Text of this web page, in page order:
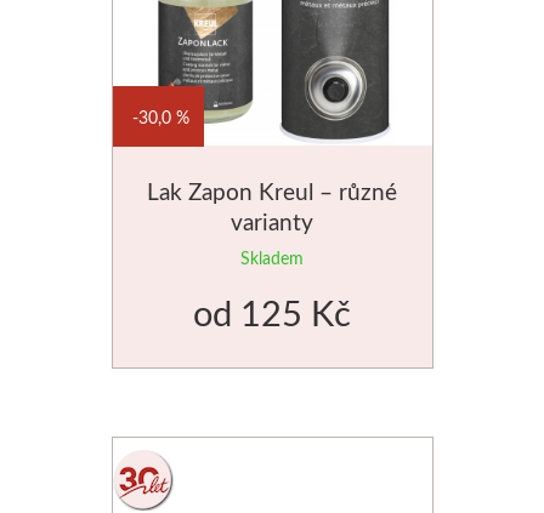
Lak Zapon Kreul – různé
varianty
Skladem
30,0 %
od 125 Kč